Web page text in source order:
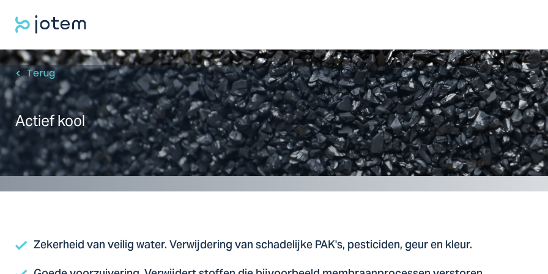
Terug
Actief kool
Zekerheid van veilig water. Verwijdering van schadelijke PAK's, pesticiden, geur en kleur.